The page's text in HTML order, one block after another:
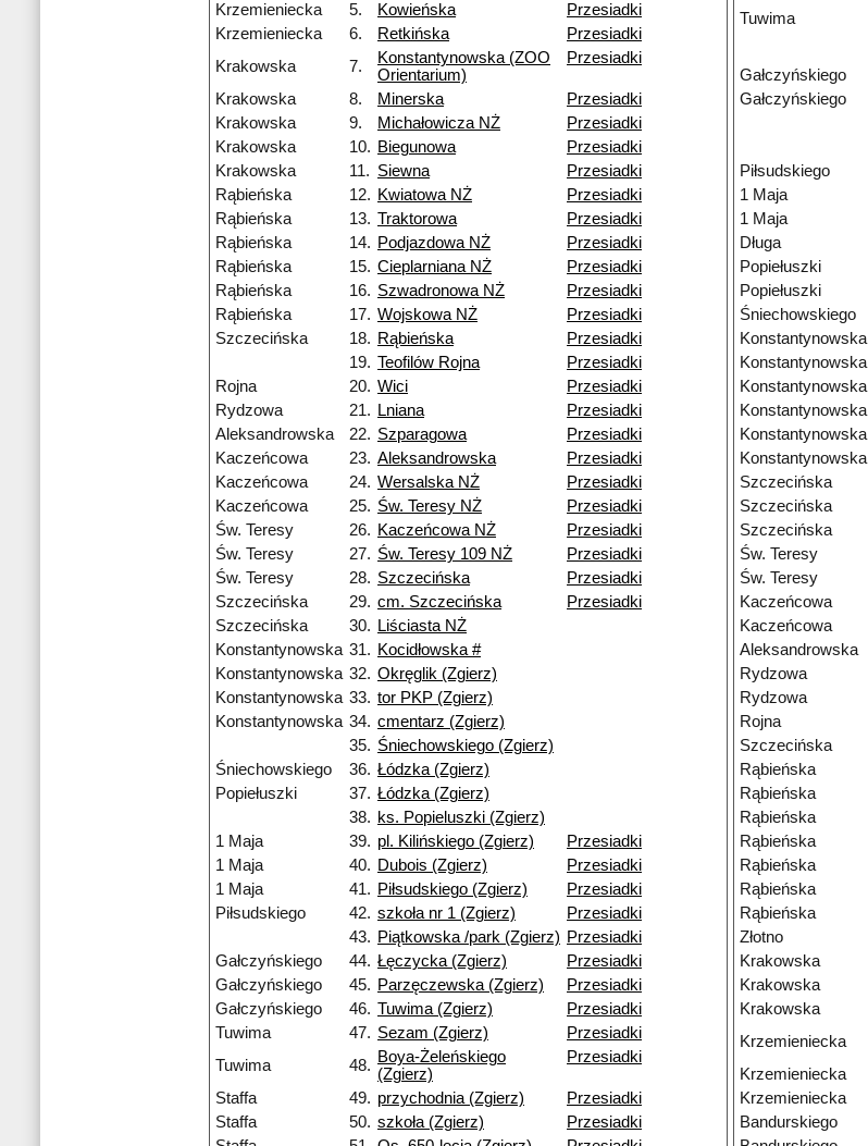
Krzemieniecka
5. Kowieńska
Przesiadki
Krzemieniecka
6. Retkińska
Przesiadki
Krakowska
7.
Konstantynowska (ZOO
Orientarium)
Przesiadki
Krakowska 8. Minerska
Przesiadki
Krakowska
9. Michałowicza NŻ
Przesiadki
Krakowska
10. Biegunowa
Przesiadki
Krakowska
11. Siewna
Przesiadki
Rąbieńska
12. Kwiatowa NŻ
Przesiadki
Rąbieńska
13. Traktorowa
Przesiadki
Rąbieńska
14. Podjazdowa NŻ
Przesiadki
Rąbieńska
15. Cieplarniana NŻ
Przesiadki
Rąbieńska
16. Szwadronowa NŻ
Przesiadki
Rąbieńska
17. Wojskowa NŻ
Przesiadki
Szczecińska
18. Rąbieńska
Przesiadki
19. Teofilów Rojna
Przesiadki
Rojna
20. Wici
Przesiadki
Rydzowa
21. Lniana
Przesiadki
Aleksandrowska
22. Szparagowa
Przesiadki
Kaczeńcowa
23. Aleksandrowska
Przesiadki
Kaczeńcowa
24. Wersalska NŻ
Przesiadki
Kaczeńcowa
25. Św. Teresy NŻ
Przesiadki
Św. Teresy
26. Kaczeńcowa NŻ
Przesiadki
Św. Teresy
27. Św. Teresy 109 NŻ
Przesiadki
Św. Teresy
28. Szczecińska
Przesiadki
Szczecińska
29. cm. Szczecińska
Przesiadki
Szczecińska
30.
Liściasta NŻ
Konstantynowska 31. Kocidłowska #
Konstantynowska 32. Okręglik (Zgierz)
Konstantynowska 33. tor PKP (Zgierz)
Konstantynowska 34. cmentarz (Zgierz)
35. Śniechowskiego (Zgierz)
Śniechowskiego
36. Łódzka (Zgierz)
Popiełuszki
37. Łódzka (Zgierz)
38. ks. Popieluszki (Zgierz)
1 Maja
39. pl. Kilińskiego (Zgierz)
Przesiadki
1 Maja
40. Dubois (Zgierz)
Przesiadki
1 Maja
41. Piłsudskiego (Zgierz)
Przesiadki
Piłsudskiego
42. szkoła nr 1 (Zgierz)
Przesiadki
43. Piątkowska /park (Zgierz) Przesiadki
Gałczyńskiego
44. Łęczycka (Zgierz)
Przesiadki
Gałczyńskiego
45. Parzęczewska (Zgierz)
Przesiadki
Gałczyńskiego
46. Tuwima (Zgierz)
Przesiadki
Tuwima
47. Sezam (Zgierz)
Przesiadki
Tuwima
48. Boya-Żeleńskiego
(Zgierz)
Przesiadki
Staffa 49. przychodnia (Zgierz)
Przesiadki
Staffa
50. szkoła (Zgierz)
Przesiadki
Tuwima
Gałczyńskiego
Gałczyńskiego
Piłsudskiego
1 Maja
1 Maja
Długa
Popiełuszki
Popiełuszki
Śniechowskiego
Konstantynowska
Konstantynowska
Konstantynowska
Konstantynowska
Konstantynowska
Konstantynowska
Szczecińska
Szczecińska
Szczecińska
Św. Teresy
Św. Teresy
Kaczeńcowa
Kaczeńcowa
Aleksandrowska
Rydzowa
Rydzowa
Rojna
Szczecińska
Rąbieńska
Rąbieńska
Rąbieńska
Rąbieńska
Rąbieńska
Rąbieńska
Rąbieńska
Złotno
Krakowska
Krakowska
Krakowska
Krzemieniecka
Krzemieniecka
Krzemieniecka
Bandurskiego